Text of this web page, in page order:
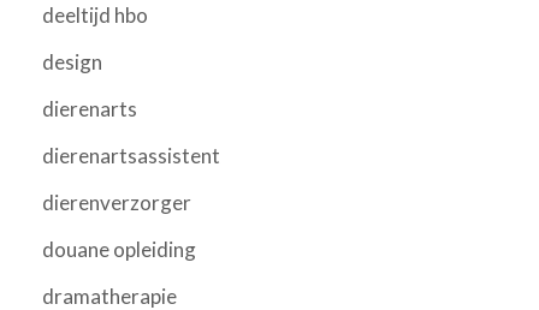
deeltijd hbo
design
dierenarts
dierenartsassistent
dierenverzorger
douane opleiding
dramatherapie